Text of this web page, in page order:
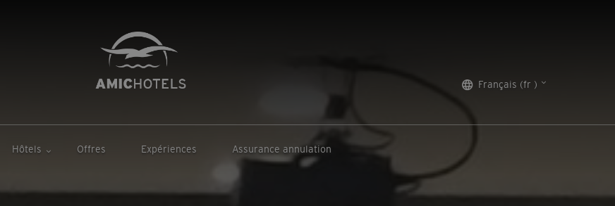
Français (fr )
Hôtels Offres Expériences Assurance annulation